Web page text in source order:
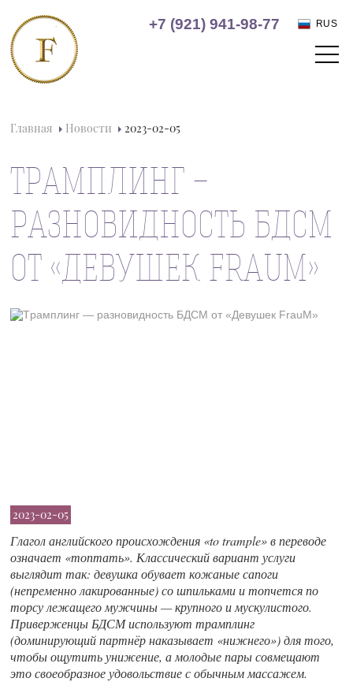
+7 (921) 941-98-77 RUS
Главная Новости 2023-02-05
ТРАМПЛИНГ —
РАЗНОВИДНОСТЬ БДСМ
ОТ «ДЕВУШЕК FRAUM»
2023-02-05
Глагол английского происхождения «to trample» в переводе
означает «топтать». Классический вариант услуги
выглядит так: девушка обувает кожаные сапоги
(непременно лакированные) со шпильками и топчется по
торсу лежащего мужчины — крупного и мускулистого.
Приверженцы БДСМ используют трамплинг
(доминирующий партнёр наказывает «нижнего») для того,
чтобы ощутить унижение, а молодые пары совмещают
это своеобразное удовольствие с обычным массажем.